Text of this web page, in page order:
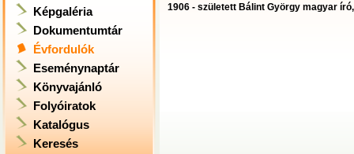
Képgaléria
Dokumentumtár
Évfordulók
Eseménynaptár
Könyvajánló
Folyóiratok
Katalógus
Keresés
1906 - született Bálint György magyar